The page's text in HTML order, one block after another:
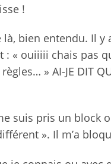
!
là, bien entendu. Il
: « ouiiiii chais pas
» AI-JE DIT
suis pris un block
». Il m’a